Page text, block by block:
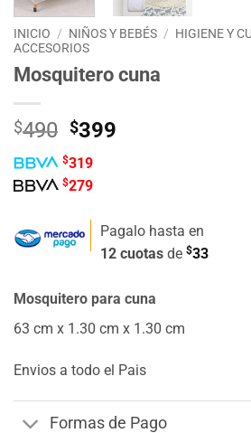
INICIO / NIÑOS Y BEBÉS / HIGIENE Y
ACCESORIOS
Mosquitero cuna
$490 El
precio
original
era:
$490.
$399
$319
$279
Pagalo hasta en
12 cuotas de $33
Mosquitero para cuna
63 cm x 1.30 cm x 1.30 cm
Envios a todo el Pais
Formas de Pago